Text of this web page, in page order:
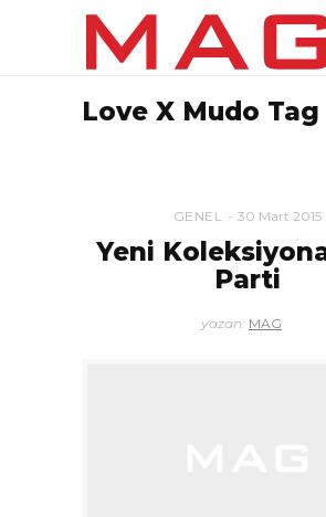
Love X Mudo Tag
GENEL 30 Mart 2015
Yeni
Parti
yazan: MAG